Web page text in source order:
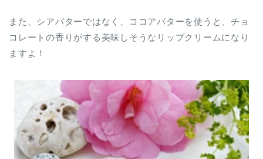
また、シアバターではなく、ココアバターを使うと、チョ
コレートの香りがする美味しそうなリップクリームになり
ますよ！